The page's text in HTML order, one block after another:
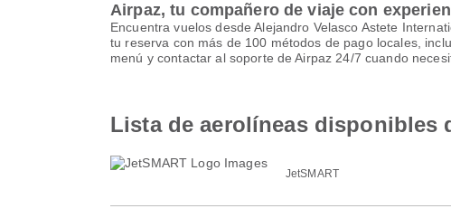
Airpaz, tu compañero de viaje con
Encuentra vuelos desde Alejandro Velasco Astete
tu reserva con más de 100 métodos de pago locales,
menú y contactar al soporte de Airpaz 24/7 cuando
Lista de aerolíneas disponibles
JetSMART